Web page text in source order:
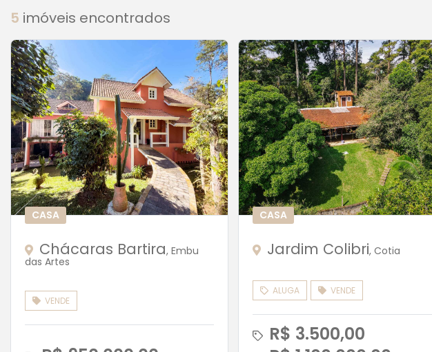
5 imóveis encontrados
CASA
Chácaras Bartira, Embu
das Artes
VENDE
CASA
Jardim Colibri, Cotia
ALUGA VENDE
R$ 3.500,00